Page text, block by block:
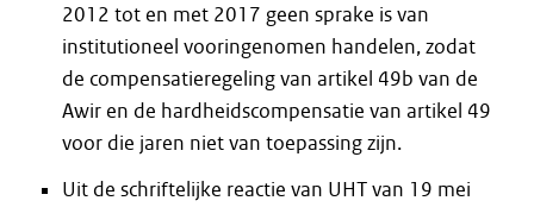
2012 tot en met 2017 geen sprake is van
institutioneel vooringenomen handelen, zodat
de compensatieregeling van artikel 49b van de
Awir en de hardheidscompensatie van artikel 49
voor die jaren niet van toepassing zijn.
Uit de schriftelijke reactie van UHT van 19 mei